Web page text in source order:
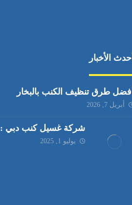
أحدث الأخبار
أفضل طرق تنظيف الكنب بالبخار
أبريل 7, 2026
شركة غسيل كنب دبي : 0551030483
يوليو 1, 2025